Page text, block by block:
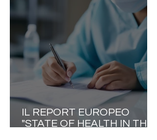
SOSTITUIRE GLI
INFERMIERI. DEVE
RESTITUIRE TEMPO DI
CURA AI PAZIENTI»
IL REPORT EUROPEO
"STATE OF HEALTH IN THE